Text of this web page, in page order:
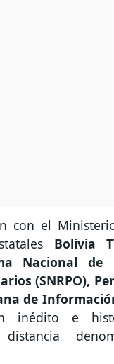
con el
Bolivia
Nacional de
(SNRPO),
de
inédito e